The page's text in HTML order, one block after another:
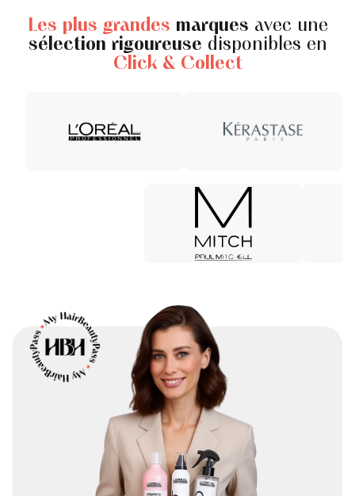
Les plus grandes marques avec une
sélection rigoureuse disponibles en
Click & Collect